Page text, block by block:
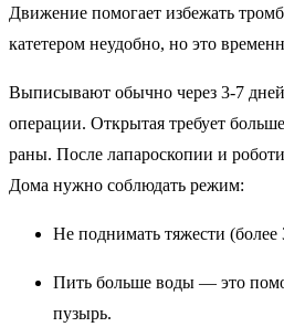
Движение помогает избежать
катетером неудобно, но это
Выписывают обычно через 3-7 дней
операции. Открытая требует
раны. После лапароскопии и
Дома нужно соблюдать режим:
Не поднимать тяжести
Пить больше воды — это
пузырь.